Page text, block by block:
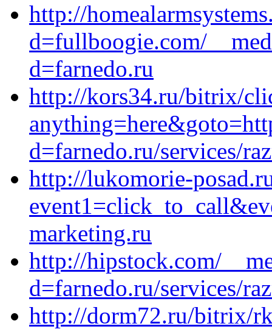
http://
d=fullboogie.com/
d=farnedo.ru
http://kors34.ru/bitrix/
d=farnedo.ru/services/
http://lukomorie-
marketing.ru
http://hipstock.com/
d=farnedo.ru/services/
http://dorm72.ru/bitrix/